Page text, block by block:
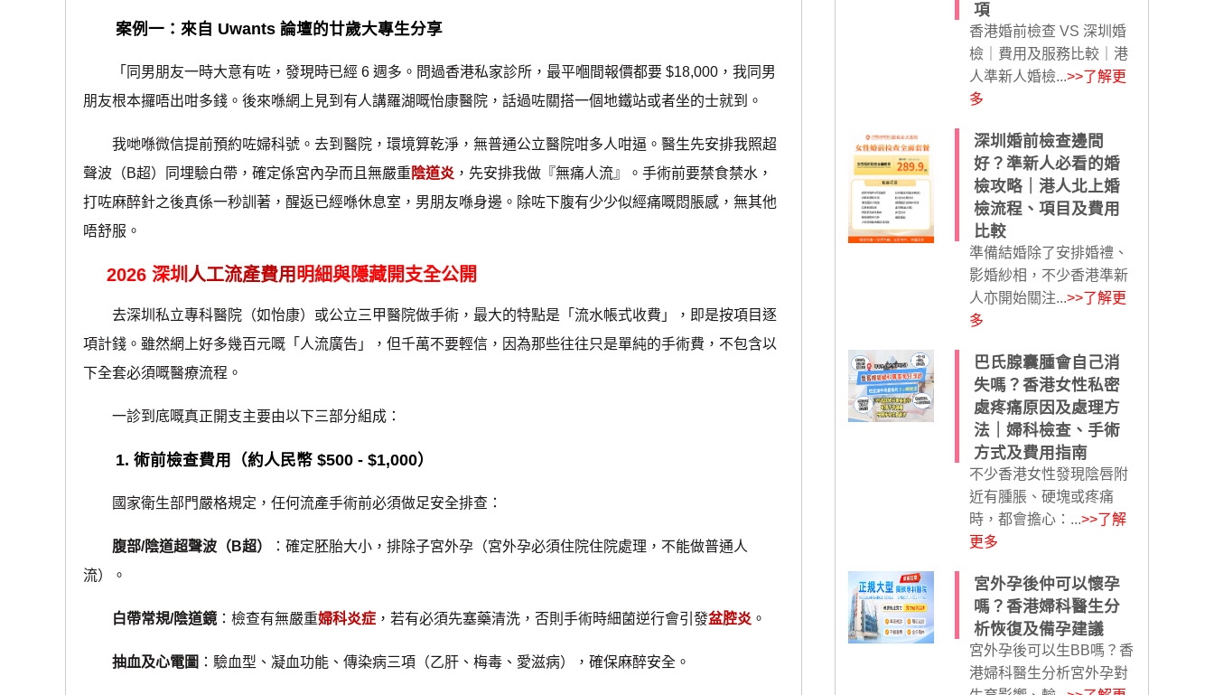
案例一：來自 Uwants 論壇的廿歲大專生分享
「同男朋友一時大意有咗，發現時已經 6 週多。問過香港私家診所，最平嗰間報價都要 $18,000，我同男
朋友根本攞唔出咁多錢。後來喺網上見到有人講羅湖嘅怡康醫院，話過咗關搭一個地鐵站或者坐的士就到。
我哋喺微信提前預約咗婦科號。去到醫院，環境算乾淨，無普通公立醫院咁多人咁逼。醫生先安排我照超
聲波（B超）同埋驗白帶，確定係宮內孕而且無嚴重陰道炎 ，先安排我做『無痛人流』。手術前要禁食禁水，
打咗麻醉針之後真係一秒訓著，醒返已經喺休息室，男朋友喺身邊。除咗下腹有少少似經痛嘅悶脹感，無其他
唔舒服。
2026 深圳 人工流產費用明細與隱藏開支全公開
去深圳私立專科醫院（如怡康）或公立三甲醫院做手術，最大的特點是「流水帳式收費」，即是按項目逐
項計錢。雖然網上好多幾百元嘅「人流廣告」，但千萬不要輕信，因為那些往往只是單純的手術費，不包含以
下全套必須嘅醫療流程。
一診到底嘅真正開支主要由以下三部分組成：
1. 術前檢查費用（約人民幣 $500 - $1,000）
國家衛生部門嚴格規定，任何流產手術前必須做足安全排查：
腹部/陰道超聲波（B超）
：確定胚胎大小，排除子宮外孕（宮外孕必須住院住院處理，不能做普通人
流）。
白帶常規/陰道鏡 ：檢查有無嚴重婦科炎症 ，若有必須先塞藥清洗，否則手術時細菌逆行會引發盆腔炎 。
抽血及心電圖 ：驗血型、凝血功能、傳染病三項（乙肝、梅毒、愛滋病），確保麻醉安全。
項
香港婚前檢查 VS 深圳婚
檢｜費用及服務比較｜港
人準新人婚檢...>>了解更
多
深圳婚前檢查邊間
好？準新人必看的婚
檢攻略｜港人北上婚
檢流程、項目及費用
比較
準備結婚除了安排婚禮、
影婚紗相，不少香港準新
人亦開始關注...>>了解更
多
巴氏腺囊腫會自己消
失嗎？香港女性私密
處疼痛原因及處理方
法｜婦科檢查、手術
方式及費用指南
不少香港女性發現陰唇附
近有腫脹、硬塊或疼痛
時，都會擔心：...>>了解
更多
宮外孕後仲可以懷孕
嗎？香港婦科醫生分
析恢復及備孕建議
宮外孕後可以生BB嗎？香
港婦科醫生分析宮外孕對